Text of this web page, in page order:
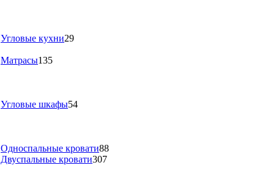
Угловые кухни29
Матрасы135
Угловые шкафы54
Односпальные кровати88
Двуспальные кровати307